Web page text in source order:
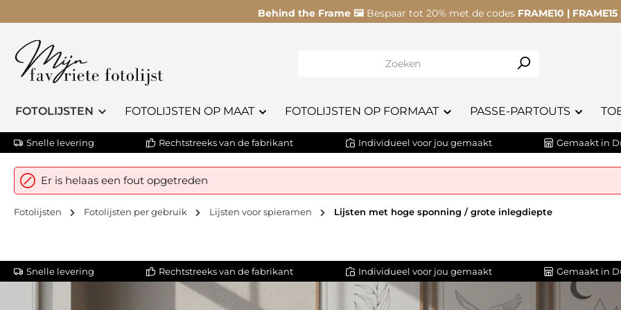
Behind the Frame 🖼️ Bespaar tot 20% met de codes FRAME10 |
FOTOLIJSTEN FOTOLIJSTEN OP MAAT FOTOLIJSTEN OP FORMAAT PASSE-PARTOUTS
Snelle levering Rechtstreeks van de fabrikant Individueel voor jou gemaakt Gemaakt in
Er is helaas een fout opgetreden
Fotolijsten Fotolijsten per gebruik Lijsten voor spieramen Lijsten met hoge sponning / grote inlegdiepte
Snelle levering Rechtstreeks van de fabrikant Individueel voor jou gemaakt Gemaakt in